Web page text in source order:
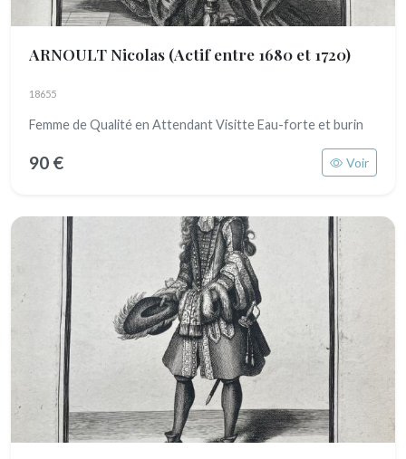
ARNOULT Nicolas (Actif entre 1680 et 1720)
18655
Femme de Qualité en Attendant Visitte Eau-forte et burin
90 € Voir